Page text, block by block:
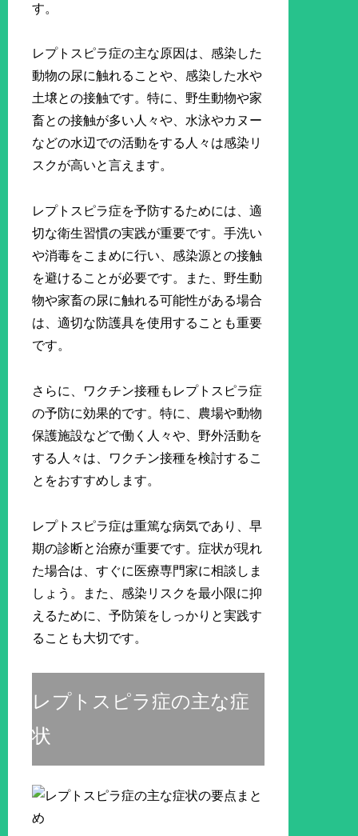
す。
レプトスピラ症の主な原因は、感染した
動物の尿に触れることや、感染した水や
土壌との接触です。特に、野生動物や家
畜との接触が多い人々や、水泳やカヌー
などの水辺での活動をする人々は感染リ
スクが高いと言えます。
レプトスピラ症を予防するためには、適
切な衛生習慣の実践が重要です。手洗い
や消毒をこまめに行い、感染源との接触
を避けることが必要です。また、野生動
物や家畜の尿に触れる可能性がある場合
は、適切な防護具を使用することも重要
です。
さらに、ワクチン接種もレプトスピラ症
の予防に効果的です。特に、農場や動物
保護施設などで働く人々や、野外活動を
する人々は、ワクチン接種を検討するこ
とをおすすめします。
レプトスピラ症は重篤な病気であり、早
期の診断と治療が重要です。症状が現れ
た場合は、すぐに医療専門家に相談しま
しょう。また、感染リスクを最小限に抑
えるために、予防策をしっかりと実践す
ることも大切です。
レプトスピラ症の主な症
状